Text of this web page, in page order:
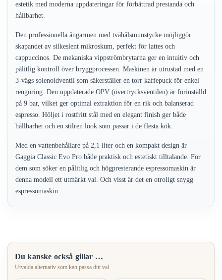
estetik med moderna uppdateringar för förbättrad prestanda och
hållbarhet.
Den professionella ångarmen med tvåhålsmunstycke möjliggör
skapandet av silkeslent mikroskum, perfekt för lattes och
cappuccinos. De mekaniska vippströmbrytarna ger en intuitiv och
pålitlig kontroll över bryggprocessen. Maskinen är utrustad med en
3-vägs solenoidventil som säkerställer en torr kaffepuck för enkel
rengöring. Den uppdaterade OPV (övertrycksventilen) är förinställd
på 9 bar, vilket ger optimal extraktion för en rik och balanserad
espresso. Höljet i rostfritt stål med en elegant finish ger både
hållbarhet och en stilren look som passar i de flesta kök.
Med en vattenbehållare på 2,1 liter och en kompakt design är
Gaggia Classic Evo Pro både praktisk och estetiskt tilltalande. För
dem som söker en pålitlig och högpresterande espressomaskin är
denna modell ett utmärkt val. Och visst är det en otroligt snygg
espressomaskin.
Du kanske också gillar …